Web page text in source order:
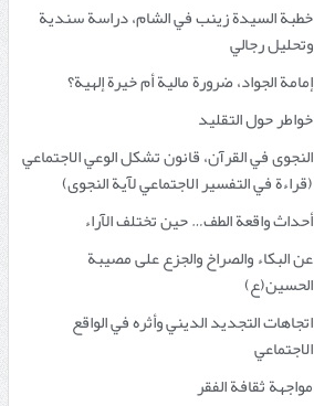
خطبة السيدة زينب في الشام، دراسة سندية
وتحليل رجالي
إمامة الجواد، ضرورة مالية أم خيرة إلهية؟
خواطر حول التقليد
النجوى في القرآن، قانون تشكل الوعي الاجتماعي
(قراءة في التفسير الاجتماعي لآية النجوى)
أحداث واقعة الطف… حين تختلف الآراء
عن البكاء والصراخ والجزع على مصيبة
الحسين(ع)
اتجاهات التجديد الديني وأثره في الواقع
الاجتماعي
مواجهة ثقافة الفقر